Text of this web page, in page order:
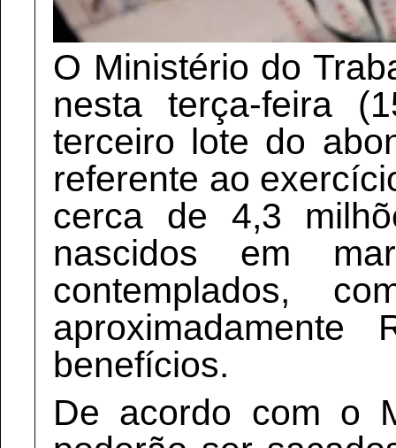
O Ministério do
nesta terça-feira
terceiro lote do
referente ao
cerca de 4,3
nascidos em
contemplados,
benefícios.
De acordo com o